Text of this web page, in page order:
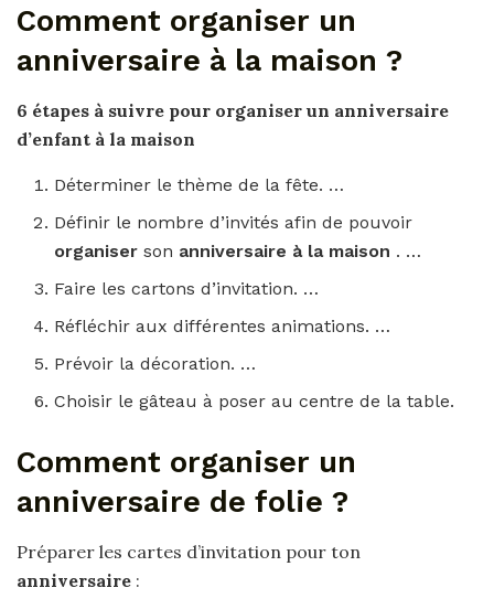
Comment organiser un
anniversaire à la maison ?
6 étapes à suivre pour organiser un anniversaire
d’enfant à la maison
Déterminer le thème de la fête. …
Définir le nombre d’invités afin de pouvoir
organiserson anniversaire à la maison . …
Faire les cartons d’invitation. …
Réfléchir aux différentes animations. …
Prévoir la décoration. …
Choisir le gâteau à poser au centre de la table.
Comment organiser un
anniversaire de folie ?
Préparer les cartes d’invitation pour ton
anniversaire :